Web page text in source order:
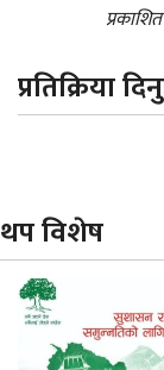
प्रतिक्रिया
थप विशेष